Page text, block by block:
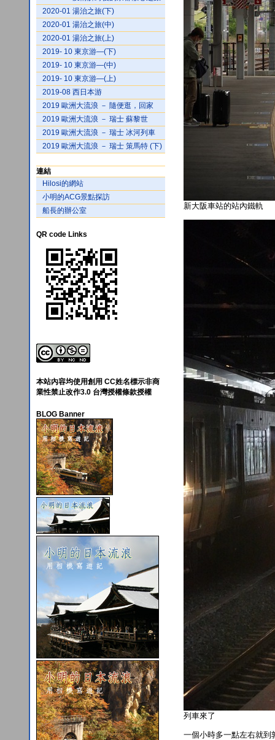
2020-01 湯治之旅(下)
2020-01 湯治之旅(中)
2020-01 湯治之旅(上)
2019- 10 東京游—(下)
2019- 10 東京游—(中)
2019- 10 東京游—(上)
2019-08 西日本游
2019 歐洲大流浪 － 隨便逛，回家
2019 歐洲大流浪 － 瑞士 蘇黎世
2019 歐洲大流浪 － 瑞士 冰河列車
2019 歐洲大流浪 － 瑞士 策馬特 (下)
連結
Hilosi的網站
小明的ACG景點探訪
船長的辦公室
QR code Links
本站內容均使用創用 CC姓名標示非商
業性禁止改作3.0 台灣授權條款授權
BLOG Banner
新大阪車站的站內鐵軌
列車來了
一個小時多一點左右就到